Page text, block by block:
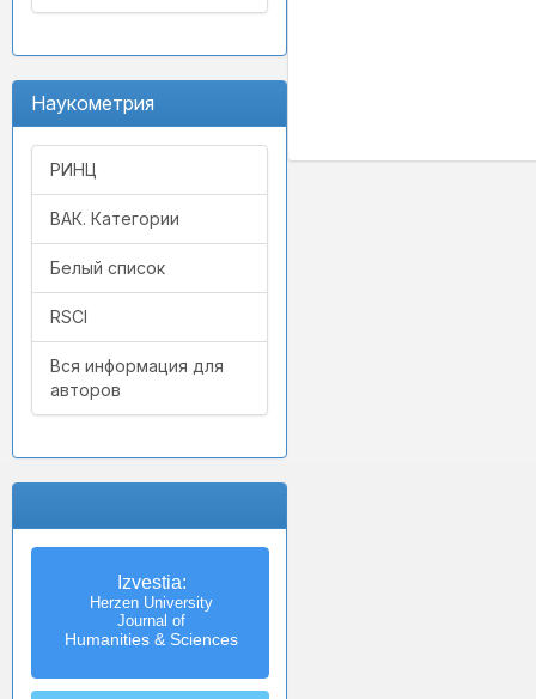
Наукометрия
РИНЦ
ВАК. Категории
Белый список
RSCI
Вся информация для
авторов
Izvestia:
Herzen University
Journal of
Humanities & Sciences